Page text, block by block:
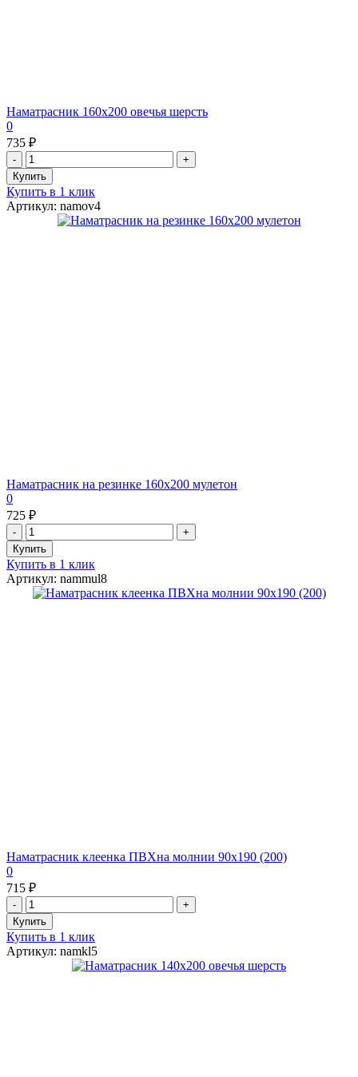
Наматрасник 160х200 овечья шерсть
0
735 ₽
Купить в 1 клик
Артикул: namov4
Наматрасник на резинке 160х200 мулетон
0
725 ₽
Купить в 1 клик
Артикул: nammul8
Наматрасник клеенка ПВХна молнии 90х190 (200)
0
715 ₽
Купить в 1 клик
Артикул: namkl5